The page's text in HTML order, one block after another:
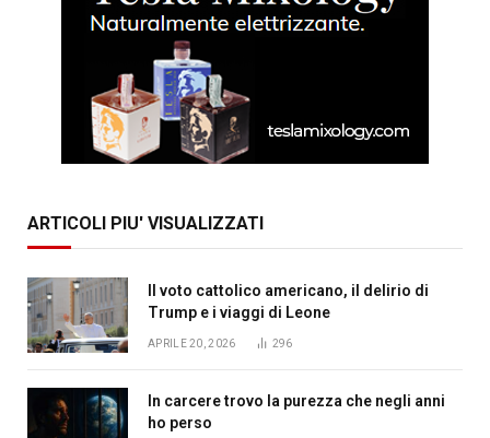
ARTICOLI PIU' VISUALIZZATI
Il voto cattolico americano, il delirio di
Trump e i viaggi di Leone
APRILE 20, 2026 296
In carcere trovo la purezza che negli anni
ho perso